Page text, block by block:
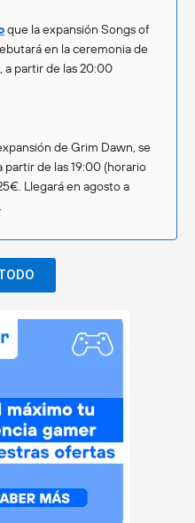
que la expansión Songs of
en la ceremonia de
a partir de las 20:00
de Grim Dawn, se
partir de las 19:00 (horario
Llegará en agosto a
.